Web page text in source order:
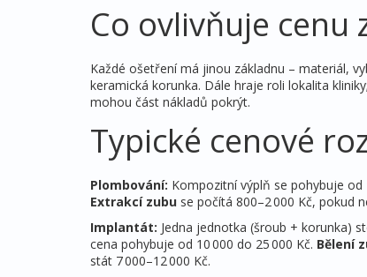
Co ovlivňuje cenu
Každé ošetření má jinou základnu – materiál,
keramická korunka. Dále hraje roli lokalita
mohou část nákladů pokrýt.
Typické cenové
Plombování: Kompozitní výplň se pohybuje od
Extrakcí zubu se počítá 800–2 000 Kč, pokud
Implantát: Jedna jednotka (šroub + korunka)
cena pohybuje od 10 000 do 25 000 Kč. Bělení
stát 7 000–12 000 Kč.